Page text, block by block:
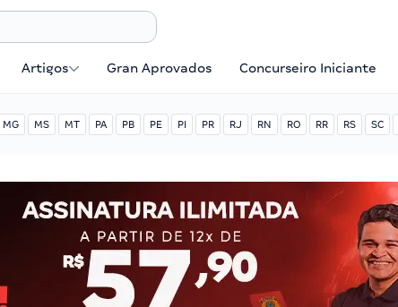
Artigos Gran Aprovados Concurseiro Iniciante
MG MS MT PA PB PE PI PR RJ RN RO RR RS SC